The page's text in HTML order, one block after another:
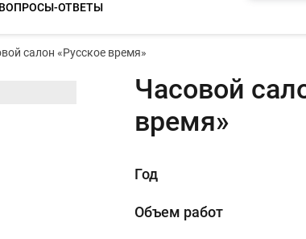
ВОПРОСЫ-ОТВЕТЫ
салон «Русское время»
Часовой
время»
Год
Объем работ